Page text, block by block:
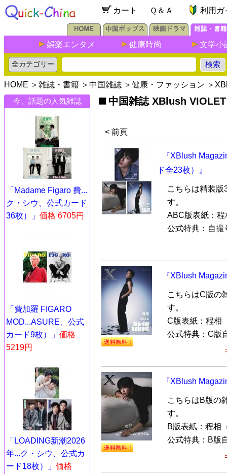
カート Ｑ＆Ａ 利用ガ
娯楽エンタメ 健康時尚 文学小
HOME ＞ 雑誌・書籍 ＞ 中国雑誌 ＞ 健康・ファッション ＞
今、話題の人気雑誌
「Madame Figaro 費...
ク・シウ、公式カード
36枚）」 価格 6705円
「費加羅 FIGARO
MOD...ASURE、公式
カード9枚）」 価格
5219円
「LOADING新潮2026
年...ク・シウ、公式カ
ード18枚）」 価格
中国雑誌 XBlush VIOLET
< 前頁
『XBlush
ド全23枚）』
こちらは精装
す。
ABC版表紙：
公式特典：自撮
『XBlush
こちらはC版の
す。
C版表紙：程相
公式特典：C版
『XBlush
こちらはB版の
す。
B版表紙：程相
公式特典：B版